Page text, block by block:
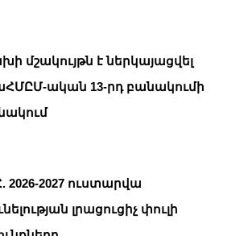
մշակույթն է ներկայացվել
ական 13-րդ բանակումի
2026-2027 ուստարվա
լրացուցիչ փուլի